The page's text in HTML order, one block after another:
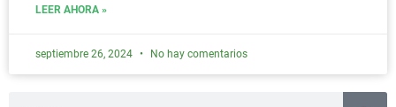
LEER AHORA »
septiembre 26, 2024 No hay comentarios